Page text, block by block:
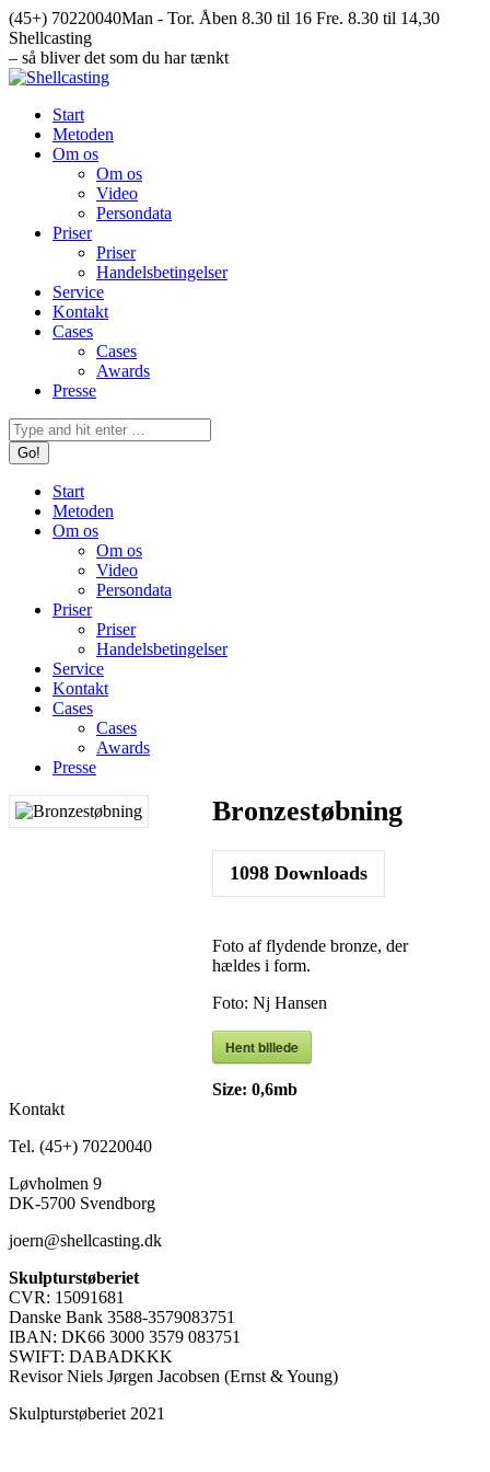
Skip
to
content
(45+) 70220040Man - Tor. Åben 8.30 til 16 Fre. 8.30 til 14,30
Facebook
page
opens
new
window
Mail
page
opens
new
window
Instagram
page
opens
new
window
YouTube
page
opens
new
window
Shellcasting
– så bliver det som du har tænkt
Start
Metoden
Om os
Om os
Video
Persondata
Priser
Priser
Handelsbetingelser
Service
Kontakt
Cases
Cases
Awards
Presse
Search:
Start
Metoden
Om os
Om os
Video
Persondata
Priser
Priser
Handelsbetingelser
Service
Kontakt
Cases
Cases
Awards
Presse
Bronzestøbning
1098Downloads
Foto af flydende bronze, der
hældes i form.
Foto: Nj Hansen
Hent billede
Size: 0,6mb
Kontakt
Tel. (45+) 70220040
Løvholmen 9
DK-5700 Svendborg
joern@shellcasting.dk
Skulpturstøberiet
CVR: 15091681
Danske Bank 3588-3579083751
IBAN: DK66 3000 3579 083751
SWIFT: DABADKKK
Revisor Niels Jørgen Jacobsen (Ernst & Young)
Skulpturstøberiet 2021